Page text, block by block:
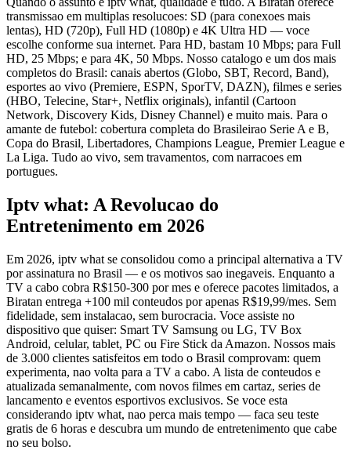
transmissao em multiplas resolucoes: SD (para conexoes mais
lentas), HD (720p), Full HD (1080p) e 4K Ultra HD — voce
escolhe conforme sua internet. Para HD, bastam 10 Mbps; para Full
HD, 25 Mbps; e para 4K, 50 Mbps. Nosso catalogo e um dos mais
completos do Brasil: canais abertos (Globo, SBT, Record, Band),
esportes ao vivo (Premiere, ESPN, SporTV, DAZN), filmes e series
(HBO, Telecine, Star+, Netflix originals), infantil (Cartoon
Network, Discovery Kids, Disney Channel) e muito mais. Para o
amante de futebol: cobertura completa do Brasileirao Serie A e B,
Copa do Brasil, Libertadores, Champions League, Premier League e
La Liga. Tudo ao vivo, sem travamentos, com narracoes em
portugues.
Iptv what: A Revolucao do
Entretenimento em 2026
Em 2026, iptv what se consolidou como a principal alternativa a TV
por assinatura no Brasil — e os motivos sao inegaveis. Enquanto a
TV a cabo cobra R$150-300 por mes e oferece pacotes limitados, a
Biratan entrega +100 mil conteudos por apenas R$19,99/mes. Sem
fidelidade, sem instalacao, sem burocracia. Voce assiste no
dispositivo que quiser: Smart TV Samsung ou LG, TV Box
Android, celular, tablet, PC ou Fire Stick da Amazon. Nossos mais
de 3.000 clientes satisfeitos em todo o Brasil comprovam: quem
experimenta, nao volta para a TV a cabo. A lista de conteudos e
atualizada semanalmente, com novos filmes em cartaz, series de
lancamento e eventos esportivos exclusivos. Se voce esta
considerando iptv what, nao perca mais tempo — faca seu teste
gratis de 6 horas e descubra um mundo de entretenimento que cabe
no seu bolso.